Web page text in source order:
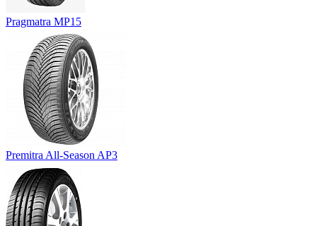
Pragmatra MP15
Premitra All-Season AP3